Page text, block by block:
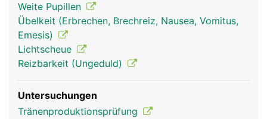
Augen und Sehen
Frau
Mann
Weite Pupillen
Übelkeit (Erbrechen, Brechreiz, Nausea, Vomitus,
Emesis)
Lichtscheue
Reizbarkeit (Ungeduld)
Untersuchungen
Tränenproduktionsprüfung